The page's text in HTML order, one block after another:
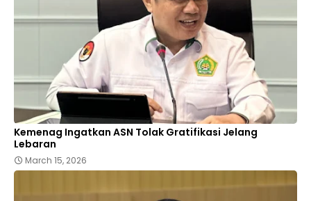
Kemenag Ingatkan ASN Tolak Gratifikasi Jelang
Lebaran
March 15, 2026